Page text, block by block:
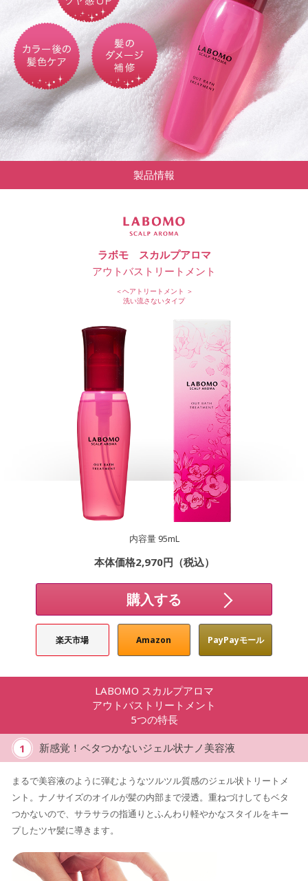
製品情報
ラボモ スカルプアロマ
アウトバストリートメント
＜ヘアトリートメント ＞
洗い流さないタイプ
内容量 95mL
本体価格2,970円（税込）
購入する
楽天市場 Amazon PayPayモール
LABOMO スカルプアロマ
アウトバストリートメント
5つの特長
1 新感覚！ベタつかないジェル状ナノ美容液
まるで美容液のように弾むようなツルツル質感のジェル状トリートメ
ント。ナノサイズのオイルが髪の内部まで浸透。重ねづけしてもベタ
つかないので、サラサラの指通りとふんわり軽やかなスタイルをキー
プしたツヤ髪に導きます。